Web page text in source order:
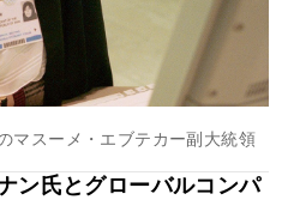
マスーメ・エブテカー副大統領
ン氏とグローバルコンパ